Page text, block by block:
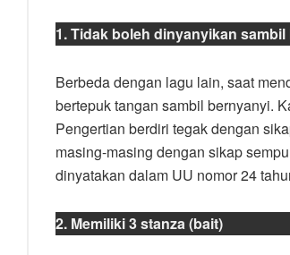
1. Tidak boleh dinyanyikan
Berbeda dengan lagu lain, saat
bertepuk tangan sambil bernyanyi.
Pengertian berdiri tegak dengan
masing-masing dengan sikap
dinyatakan dalam UU nomor 24
2. Memiliki 3 stanza (bait)